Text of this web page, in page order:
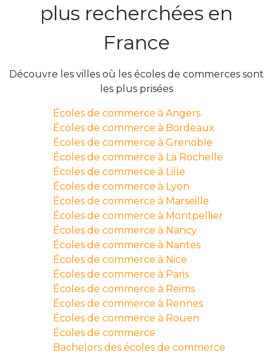
plus recherchées en
France
Découvre les villes où les écoles de commerces sont
les plus prisées
Écoles de commerce à Angers
Écoles de commerce à Bordeaux
Écoles de commerce à Grenoble
Écoles de commerce à La Rochelle
Écoles de commerce à Lille
Écoles de commerce à Lyon
Écoles de commerce à Marseille
Écoles de commerce à Montpellier
Écoles de commerce à Nancy
Écoles de commerce à Nantes
Écoles de commerce à Nice
Écoles de commerce à Paris
Écoles de commerce à Reims
Écoles de commerce à Rennes
Écoles de commerce à Rouen
Écoles de commerce
Bachelors des écoles de commerce